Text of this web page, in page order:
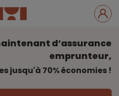
d’assurance
emprunteur,
jusqu'à 70% économies !